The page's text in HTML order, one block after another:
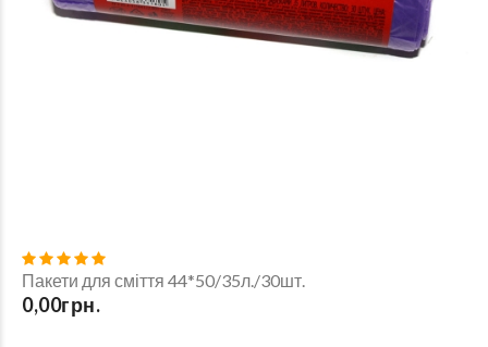
Пакети для сміття 44*50/35л./30шт.
0,00грн.